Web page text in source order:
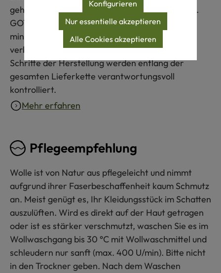
gehört zu den weltweit strengsten Textilsiegeln.
GOTS-zertifizierte Produkte bestehen zu
mindestens 70 % aus Naturfasern und erfüllen
verbindliche Umwelt- und Sozialkriterien. Alle
Schritte der Herstellung werden entlang der
gesamten Lieferkette verantwortungsvoll
kontrolliert.
Mehr erfahren
Pflegeempfehlung
Wolle ist von Natur aus pflegeleicht und nimmt
aufgrund ihrer Faserbeschaffenheit kaum Schmutz
an. Meist genügt es, Ihr Kleidungsstück im Schatten
auszulüften. Wird es direkt auf der Haut getragen
oder ist es stärker verschmutzt, waschen Sie es im
Wollwaschgang bis 30 °C mit Wollwaschmittel und
schleudern nur sanft (max. 400 U/min). Bitte nicht
in den Trockner geben. Nach dem Waschen
Nur essentielle akzeptieren
Konfigurieren
Alle Cookies akzeptieren